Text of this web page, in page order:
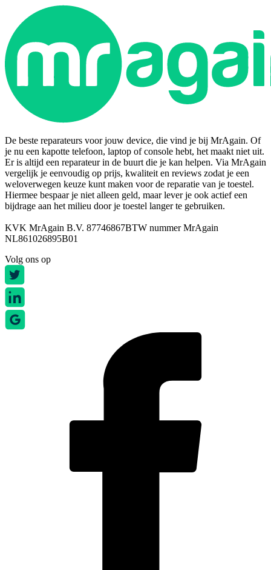
De beste reparateurs voor jouw device, die vind je bij MrAgain. Of
je nu een kapotte telefoon, laptop of console hebt, het maakt niet uit.
Er is altijd een reparateur in de buurt die je kan helpen. Via MrAgain
vergelijk je eenvoudig op prijs, kwaliteit en reviews zodat je een
weloverwegen keuze kunt maken voor de reparatie van je toestel.
Hiermee bespaar je niet alleen geld, maar lever je ook actief een
bijdrage aan het milieu door je toestel langer te gebruiken.
KVK MrAgain B.V. 87746867BTW nummer MrAgain
NL861026895B01
Volg ons op